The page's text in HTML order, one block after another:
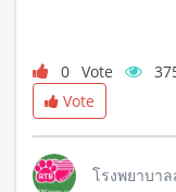
0 Vote
Vote
โรงพยาบา